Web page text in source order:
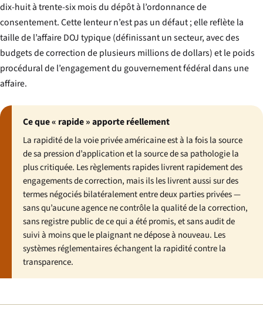
dix-huit à trente-six mois du dépôt à l’ordonnance de
consentement. Cette lenteur n’est pas un défaut ; elle reflète la
taille de l’affaire DOJ typique (définissant un secteur, avec des
budgets de correction de plusieurs millions de dollars) et le poids
procédural de l’engagement du gouvernement fédéral dans une
affaire.
Ce que « rapide » apporte réellement
La rapidité de la voie privée américaine est à la fois la source
de sa pression d’application et la source de sa pathologie la
plus critiquée. Les règlements rapides livrent rapidement des
engagements de correction, mais ils les livrent aussi sur des
termes négociés bilatéralement entre deux parties privées —
sans qu’aucune agence ne contrôle la qualité de la correction,
sans registre public de ce qui a été promis, et sans audit de
suivi à moins que le plaignant ne dépose à nouveau. Les
systèmes réglementaires échangent la rapidité contre la
transparence.